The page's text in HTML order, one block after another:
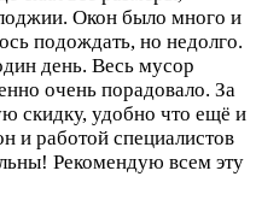
Окон было много и
подождать, но недолго.
день. Весь мусор
очень порадовало. За
скидку, удобно что ещё и
и работой специалистов
Рекомендую всем эту